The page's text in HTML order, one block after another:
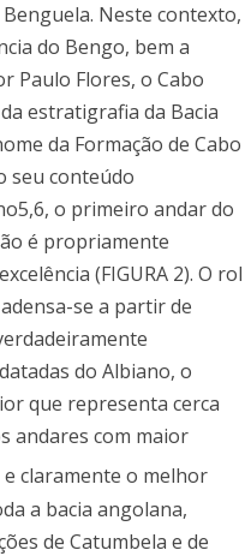
Neste contexto,
do Bengo, bem a
Paulo Flores, o Cabo
estratigrafia da Bacia
da Formação de Cabo
seu conteúdo
o primeiro andar do
é propriamente
(FIGURA 2). O rol
se a partir de
do Albiano, o
que representa cerca
andares com maior
e claramente o melhor
a bacia angolana,
de Catumbela e de